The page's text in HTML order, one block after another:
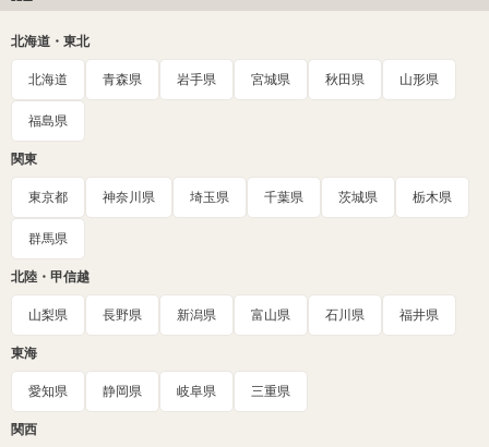
北海道・東北
北海道 青森県 岩手県 宮城県 秋田県 山形県
福島県
関東
東京都 神奈川県 埼玉県 千葉県 茨城県 栃木県
群馬県
北陸・甲信越
山梨県 長野県 新潟県 富山県 石川県 福井県
東海
愛知県 静岡県 岐阜県 三重県
関西